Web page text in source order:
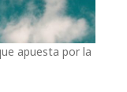
apuesta por la